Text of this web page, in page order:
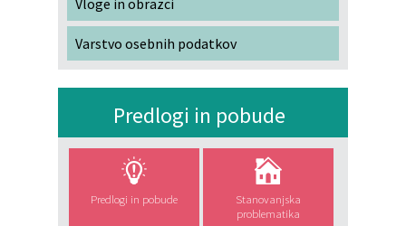
Varstvo osebnih podatkov
Predlogi in pobude
Predlogi in pobude
Stanovanjska
problematika